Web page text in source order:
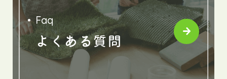
Faq
よくある質問